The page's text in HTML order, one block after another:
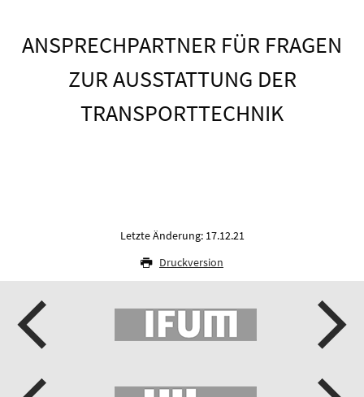
ANSPRECHPARTNER FÜR FRAGEN
ZUR AUSSTATTUNG DER
TRANSPORTTECHNIK
Letzte Änderung: 17.12.21
Druckversion